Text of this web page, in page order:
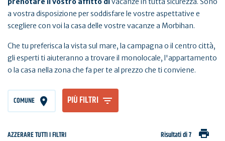
a vostra disposizione per soddisfare le vostre aspettative e
scegliere con voi la casa delle vostre vacanze a Morbihan.
Che tu preferisca la vista sul mare, la campagna o il centro città,
gli esperti ti aiuteranno a trovare il monolocale, l'appartamento
o la casa nella zona che fa per te al prezzo che ti conviene.
COMUNE PIÙ FILTRI
AZZERARE TUTTI I FILTRI Risultati di 7 print